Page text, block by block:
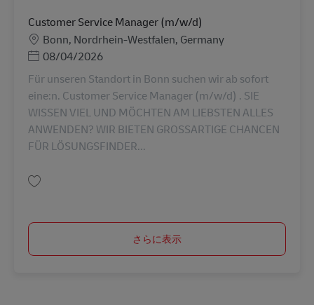
Customer Service Manager (m/w/d)
勤務地
Bonn, Nordrhein-Westfalen, Germany
Posted Date
08/04/2026
Für unseren Standort in Bonn suchen wir ab sofort
eine:n. Customer Service Manager (m/w/d) . SIE
WISSEN VIEL UND MÖCHTEN AM LIEBSTEN ALLES
ANWENDEN? WIR BIETEN GROSSARTIGE CHANCEN
FÜR LÖSUNGSFINDER...
さらに表示